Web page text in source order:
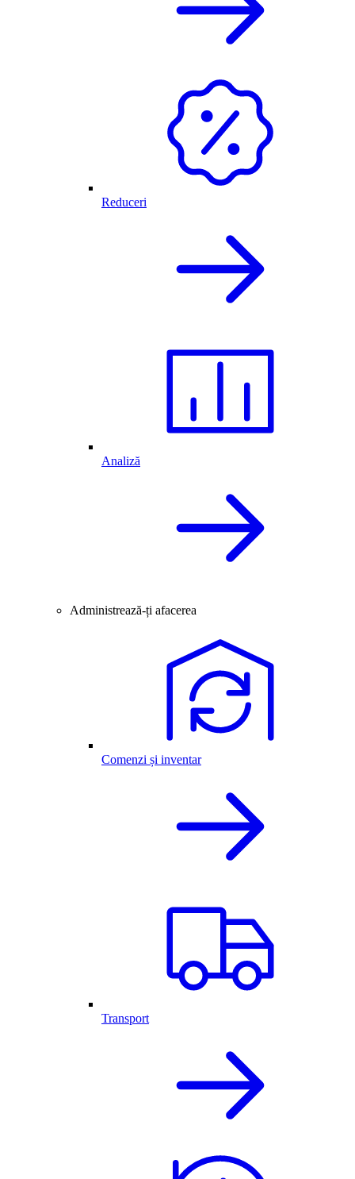
Reduceri
Analiză
Administrează-ți afacerea
Comenzi și inventar
Transport